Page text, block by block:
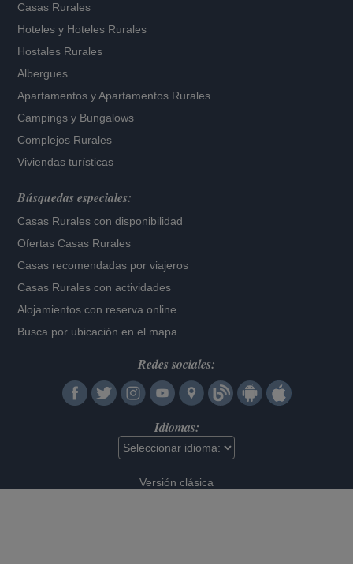
Casas Rurales
Hoteles y Hoteles Rurales
Hostales Rurales
Albergues
Apartamentos yApartamentos Rurales
Campings y Bungalows
Complejos Rurales
Viviendas turísticas
Búsquedas especiales:
Casas Rurales con disponibilidad
Ofertas Casas Rurales
Casas recomendadas por viajeros
Casas Rurales con actividades
Alojamientos con reserva online
Busca por ubicación en el mapa
Redes sociales:
Idiomas:
Versión clásica